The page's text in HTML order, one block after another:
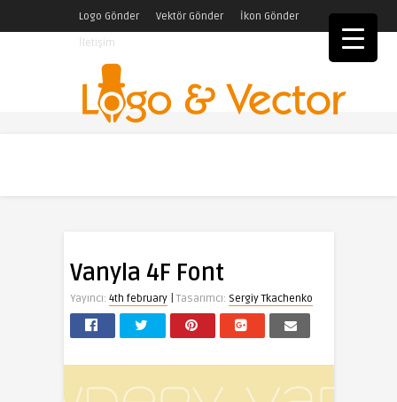
Logo Gönder Vektör Gönder
İkon Gönder
İletişim
Vanyla 4F Font
Yayıncı: 4th february |Tasarımcı: Sergiy Tkachenko